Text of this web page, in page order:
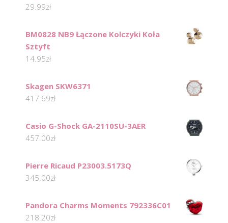
29.99zł
BM0828 NB9 Łączone Kolczyki Koła
Sztyft
14.95zł
Skagen SKW6371
417.69zł
Casio G-Shock GA-2110SU-3AER
457.00zł
Pierre Ricaud P23003.5173Q
345.00zł
Pandora Charms Moments 792336C01
218.20zł